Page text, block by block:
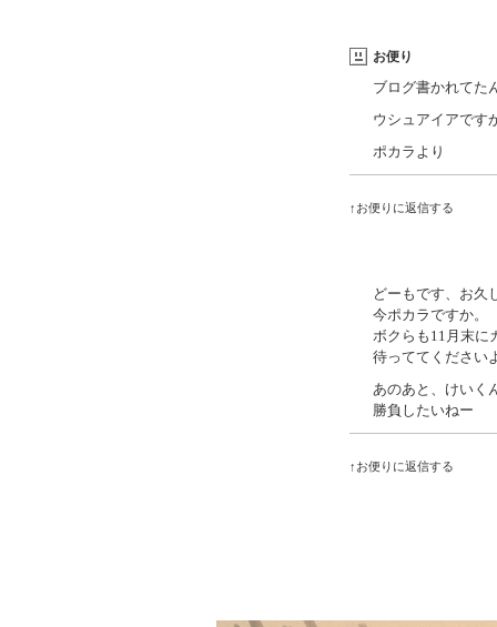
お便り
ブログ書かれてた
ウシュアイアです
ポカラより
↑お便りに返信する
どーもです、お久
今ポカラですか。
ボクらも11月末に
待っててください
あのあと、けいく
勝負したいねー
↑お便りに返信する